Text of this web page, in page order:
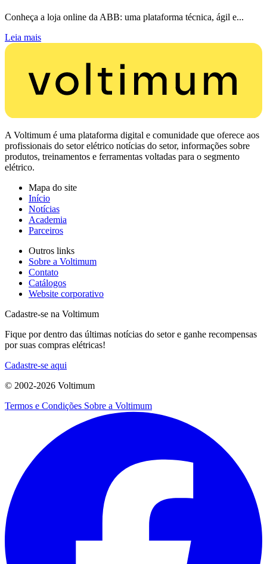
Conheça a loja online da ABB: uma plataforma técnica, ágil e...
Leia mais
A Voltimum é uma plataforma digital e comunidade que oferece aos
profissionais do setor elétrico notícias do setor, informações sobre
produtos, treinamentos e ferramentas voltadas para o segmento
elétrico.
Mapa do site
Início
Notícias
Academia
Parceiros
Outros links
Sobre a Voltimum
Contato
Catálogos
Website corporativo
Cadastre-se na Voltimum
Fique por dentro das últimas notícias do setor e ganhe recompensas
por suas compras elétricas!
Cadastre-se aqui
© 2002-2026 Voltimum
Termos e Condições Sobre a Voltimum